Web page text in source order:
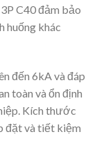
C40 đảm bảo
huống khác
đến 6kA và đáp
toàn và ổn định
Kích thước
đặt và tiết kiệm